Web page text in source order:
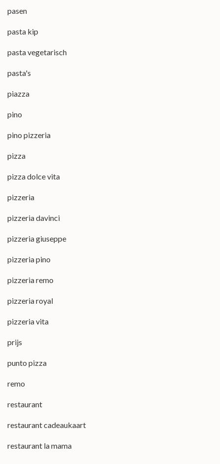
pasen
pasta kip
pasta vegetarisch
pasta's
piazza
pino
pino pizzeria
pizza
pizza dolce vita
pizzeria
pizzeria davinci
pizzeria giuseppe
pizzeria pino
pizzeria remo
pizzeria royal
pizzeria vita
prijs
punto pizza
remo
restaurant
restaurant cadeaukaart
restaurant la mama